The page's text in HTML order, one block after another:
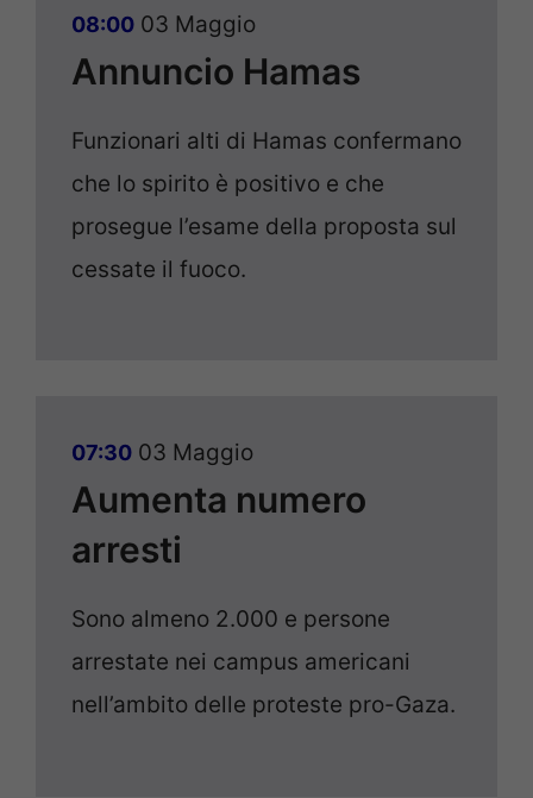
08:00 03 Maggio
Annuncio Hamas
Funzionari alti di Hamas confermano
che lo spirito è positivo e che
prosegue l’esame della proposta sul
cessate il fuoco.
07:30 03 Maggio
Aumenta numero
arresti
Sono almeno 2.000 e persone
arrestate nei campus americani
nell’ambito delle proteste pro-Gaza.